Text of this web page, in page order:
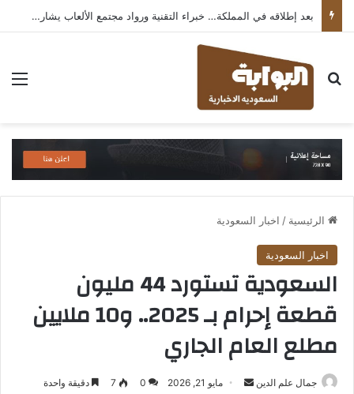
بعد إطلاقه في المملكة… خبراء التقنية ورواد مجتمع الألعاب يشاركون انطباعاتهم حول TECNO POVA 8 Pro 5G
بحث عن
الرئيسية / اخبار السعودية
اخبار السعودية
السعودية تستورد 44 مليون
قطعة إحرام بـ 2025.. و10 ملايين
مطلع العام الجاري
جمال علم الدين
أرسل مايو 21, 2026 0
7 دقيقة واحدة